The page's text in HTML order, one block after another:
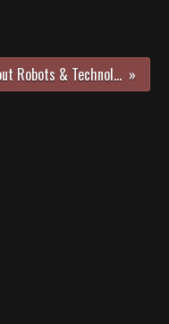
It's About Robots & Technologies !